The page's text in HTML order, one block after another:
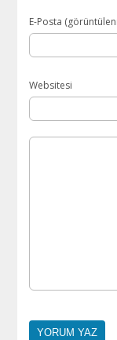
E-Posta
Websitesi